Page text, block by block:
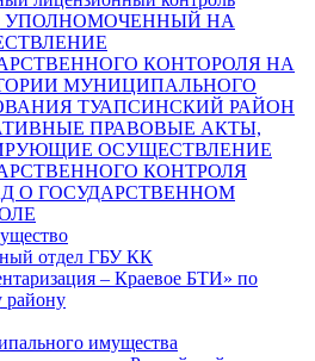
УПОЛНОМОЧЕННЫЙ НА
КОНТОРОЛЯ НА
МУНИЦИПАЛЬНОГО
ТУАПСИНСКИЙ РАЙОН
ПРАВОВЫЕ АКТЫ,
ОСУЩЕСТВЛЕНИЕ
КОНТРОЛЯ
О ГОСУДАРСТВЕННОМ
отдел ГБУ КК
– Краевое БТИ» по
району
имущества